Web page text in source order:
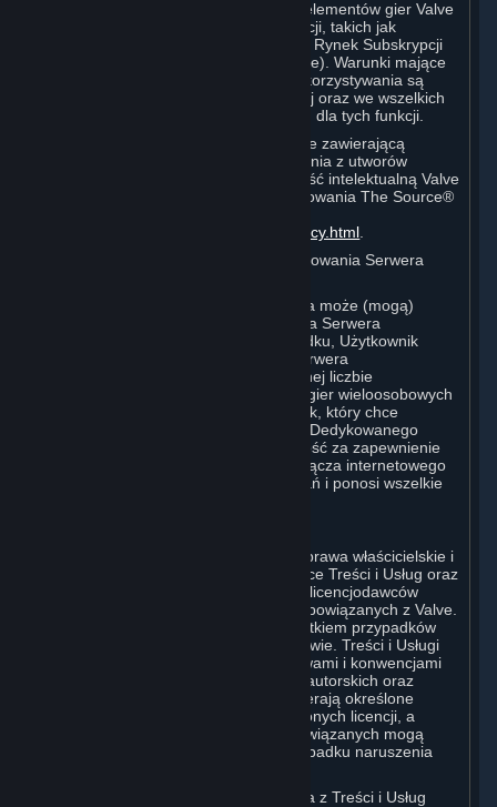
Komercyjne wykorzystanie niektórych elementów gier Valve
jest dozwolone za pośrednictwem funkcji, takich jak
Warsztat Steam (Steam Workshop) lub Rynek Subskrypcji
Steam (Steam Subscription Marketplace). Warunki mające
zastosowanie w przypadku takiego wykorzystywania są
określone w sekcjach 3.D. i 6.B. poniżej oraz we wszelkich
Warunkach Subskrypcji przewidzianych dla tych funkcji.
Aby zapoznać się z polityką wideo Valve zawierającą
dodatkowe warunki dotyczące korzystania z utworów
audiowizualnych zawierających własność intelektualną Valve
lub utworzonych za pomocą oprogramowania The Source®
http://www.valvesoftware.com/videopolicy.html
E. Licencja na Korzystanie z Oprogramowania Serwera
Subskrypcja (Subskrypcje) Użytkownika może (mogą)
obejmować dostęp do Oprogramowania Serwera
Dedykowanego Valve. W takim przypadku, Użytkownik
może korzystać z Oprogramowania Serwera
Dedykowanego Valve na nieograniczonej liczbie
komputerów w celu hostowania online gier wieloosobowych
będących produktami Valve. Użytkownik, który chce
korzystać z Oprogramowania Serwera Dedykowanego
Valve, ponosi wyłączną odpowiedzialność za zapewnienie
dostępu do Internetu, przepustowości łącza internetowego
lub sprzętu używanego do takich działań i ponosi wszelkie
Wszelki tytuł prawny, a także wszelkie prawa właścicielskie i
prawa własności intelektualnej dotyczące Treści i Usług oraz
wszelkich ich kopii należą do Valve lub licencjodawców
Valve albo licencjodawców podmiotów powiązanych z Valve.
Wszelkie prawa są zastrzeżone, z wyjątkiem przypadków
wyraźnie określonych w niniejszej Umowie. Treści i Usługi
są chronione prawem autorskim, umowami i konwencjami
międzynarodowymi dotyczącymi praw autorskich oraz
innymi przepisami. Treści i Usługi zawierają określone
materiały stanowiące przedmiot udzielonych licencji, a
licencjodawcy Valve i jej podmiotów powiązanych mogą
chronić przysługujące im prawa w przypadku naruszenia
G. Ograniczenia Dotyczące Korzystania z Treści i Usług